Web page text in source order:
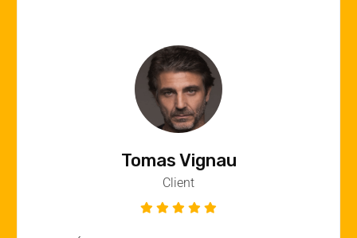
Vincent Quere
Client